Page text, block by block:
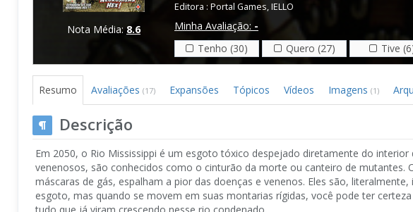
Nota Média: 8.6
Editora : Portal Games,IELLO
Minha Avaliação: -
Tenho (30)
Quero (27) Tive
Resumo Avaliações (17) Expansões Tópicos Vídeos Imagens (1)
Descrição
Em 2050, o Rio Mississippi é um esgoto tóxico despejado diretamente do
venenosos, são conhecidos como o cinturão da morte ou canteiro de mutantes.
máscaras de gás, espalham a pior das doenças e venenos. Eles são,
esgoto, mas quando se movem em suas montarias rígidas, você pode ter